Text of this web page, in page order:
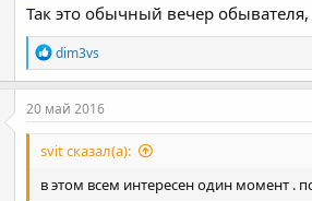
Так это обычный вечер
R
e
a
c
o
s
dim3vs
20 май 2016
svit сказал(а):
в этом всем интересен один момент .